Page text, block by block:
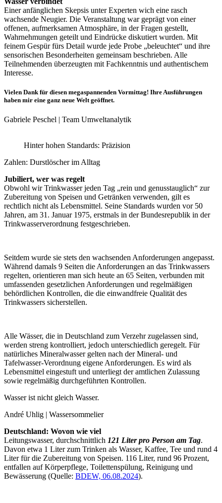
Einer anfänglichen Skepsis unter Experten wich eine rasch
wachsende Neugier. Die Veranstaltung war geprägt von einer
offenen, aufmerksamen Atmosphäre, in der Fragen gestellt,
Wahrnehmungen geteilt und Eindrücke diskutiert wurden. Mit
feinem Gespür fürs Detail wurde jede Probe „beleuchtet“ und ihre
sensorischen Besonderheiten gemeinsam beschrieben. Alle
Teilnehmenden überzeugten mit Fachkenntnis und authentischem
Interesse.
Vielen Dank für diesen megaspannenden Vormittag! Ihre Ausführungen
haben mir eine ganz neue Welt geöffnet.
Gabriele Peschel | Team Umweltanalytik
Hinter hohen Standards: Präzision
Zahlen: Durstlöscher im Alltag
Jubiliert, wer was regelt
Obwohl wir Trinkwasser jeden Tag „rein und genusstauglich“ zur
Zubereitung von Speisen und Getränken verwenden, gilt es
rechtlich nicht als Lebensmittel. Seine Standards wurden vor 50
Jahren, am 31. Januar 1975, erstmals in der Bundesrepublik in der
Trinkwasserverordnung festgeschrieben.
Seitdem wurde sie stets den wachsenden Anforderungen angepasst.
Während damals 9 Seiten die Anforderungen an das Trinkwassers
regelten, orientieren man sich heute an 65 Seiten, verbunden mit
umfassenden gesetzlichen Anforderungen und regelmäßigen
behördlichen Kontrollen, die die einwandfreie Qualität des
Trinkwassers sicherstellen.
Alle Wässer, die in Deutschland zum Verzehr zugelassen sind,
werden streng kontrolliert, jedoch unterschiedlich geregelt. Für
natürliches Mineralwasser gelten nach der Mineral- und
Tafelwasser-Verordnung eigene Anforderungen. Es wird als
Lebensmittel eingestuft und unterliegt der amtlichen Zulassung
sowie regelmäßig durchgeführten Kontrollen.
Wasser ist nicht gleich Wasser.
André Uhlig | Wassersommelier
Deutschland: Wovon wie viel
Leitungswasser, durchschnittlich 121 Liter pro Person am Tag.
Davon etwa 1 Liter zum Trinken als Wasser, Kaffee, Tee und rund 4
Liter für die Zubereitung von Speisen. 116 Liter, rund 96 Prozent,
entfallen auf Körperpflege, Toilettenspülung, Reinigung und
Bewässerung (Quelle: BDEW, 06.08.2024).